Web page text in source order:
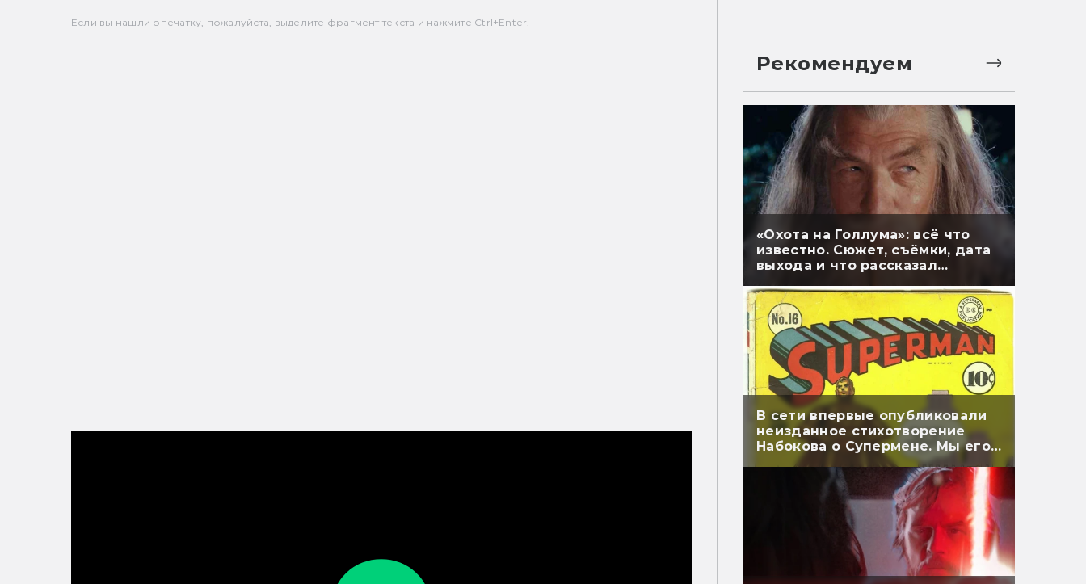
Если вы нашли опечатку, пожалуйста, выделите фрагмент текста и нажмите Ctrl+Enter.
Рекомендуем
«Охота на Голлума»: всё что
известно. Сюжет, съёмки, дата
выхода и что рассказал
В сети впервые опубликовали
неизданное стихотворение
Набокова о Супермене. Мы его
перевели